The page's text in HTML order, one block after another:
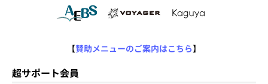
【賛助メニューのご案内はこちら】
超サポート会員